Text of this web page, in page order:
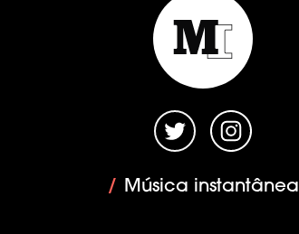
/ Música instantânea